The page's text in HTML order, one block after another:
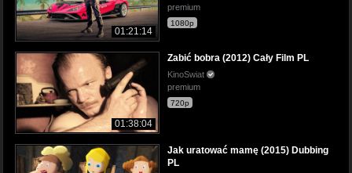
01:21:14
premium
1080p
01:38:04
Zabić bobra (2012) Cały Film PL
KinoSwiat
premium
720p
Jak uratować mamę (2015) Dubbing
PL